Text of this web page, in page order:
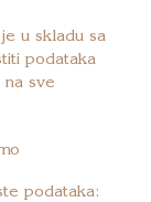
u skladu sa
podataka
sve
podataka: